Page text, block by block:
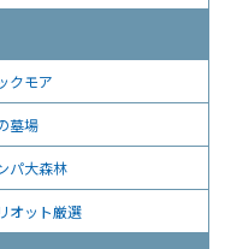
クモア
墓場
パ大森林
オット厳選